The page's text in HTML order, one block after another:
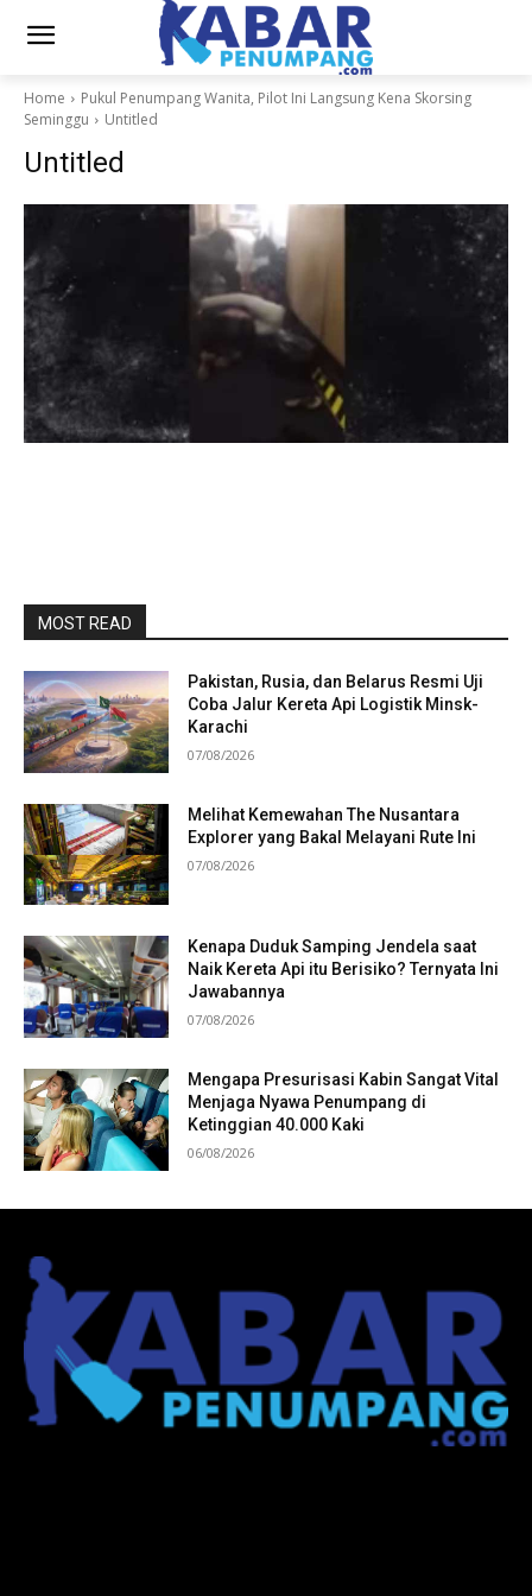
Home
Pukul Penumpang Wanita, Pilot Ini Langsung Kena Skorsing
Seminggu
Untitled
Untitled
MOST READ
Pakistan, Rusia, dan Belarus Resmi Uji
Coba Jalur Kereta Api Logistik Minsk-
Karachi
07/08/2026
Melihat Kemewahan The Nusantara
Explorer yang Bakal Melayani Rute Ini
07/08/2026
Kenapa Duduk Samping Jendela saat
Naik Kereta Api itu Berisiko? Ternyata Ini
Jawabannya
07/08/2026
Mengapa Presurisasi Kabin Sangat Vital
Menjaga Nyawa Penumpang di
Ketinggian 40.000 Kaki
06/08/2026